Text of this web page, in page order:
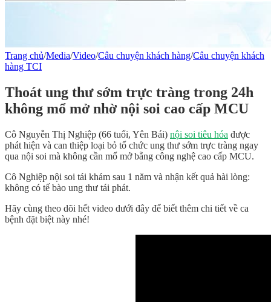
Trang chủ/Media/Video/Câu chuyện khách hàng/Câu chuyện khách
hàng TCI
Thoát ung thư sớm trực tràng trong 24h
không mổ mở nhờ nội soi cao cấp MCU
Cô Nguyễn Thị Nghiệp (66 tuổi, Yên Bái) nội soi tiêu hóa được
phát hiện và can thiệp loại bỏ tổ chức ung thư sớm trực tràng ngay
qua nội soi mà không cần mổ mở bằng công nghệ cao cấp MCU.
Cô Nghiệp nội soi tái khám sau 1 năm và nhận kết quả hài lòng:
không có tế bào ung thư tái phát.
Hãy cùng theo dõi hết video dưới đây để biết thêm chi tiết về ca
bệnh đặt biệt này nhé!